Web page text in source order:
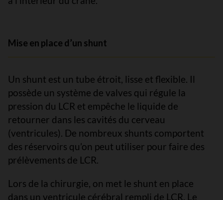
Mise en place d’un shunt
Un shunt est un tube étroit, lisse et flexible. Il
possède un système de valves qui régule la
pression du LCR et empêche le liquide de
retourner dans les cavités du cerveau
(ventricules). De nombreux shunts comportent
des réservoirs qu’on peut utiliser pour faire des
prélèvements de LCR.
Lors de la chirurgie, on met le shunt en place
dans un ventricule cérébral rempli de LCR. Le